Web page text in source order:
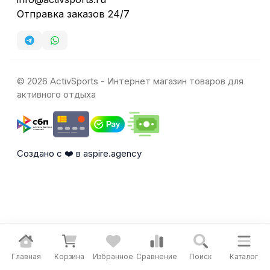
Главная Корзина Избранное Сравнение Поиск Каталог
Отправка заказов 24/7
© 2026 ActivSports - Интернет магазин товаров для
активного отдыха
Создано с ❤️ в aspire.agency